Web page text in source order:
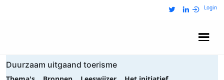
Login
Duurzaam uitgaand toerisme